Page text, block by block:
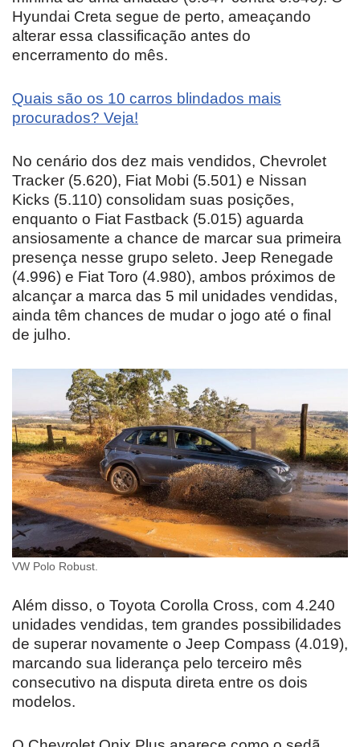
Hyundai Creta segue de perto, ameaçando
alterar essa classificação antes do
encerramento do mês.
Quais são os 10 carros blindados mais
procurados? Veja!
No cenário dos dez mais vendidos, Chevrolet
Tracker (5.620), Fiat Mobi (5.501) e Nissan
Kicks (5.110) consolidam suas posições,
enquanto o Fiat Fastback (5.015) aguarda
ansiosamente a chance de marcar sua primeira
presença nesse grupo seleto. Jeep Renegade
(4.996) e Fiat Toro (4.980), ambos próximos de
alcançar a marca das 5 mil unidades vendidas,
ainda têm chances de mudar o jogo até o final
de julho.
VW Polo Robust.
Além disso, o Toyota Corolla Cross, com 4.240
unidades vendidas, tem grandes possibilidades
de superar novamente o Jeep Compass (4.019),
marcando sua liderança pelo terceiro mês
consecutivo na disputa direta entre os dois
modelos.